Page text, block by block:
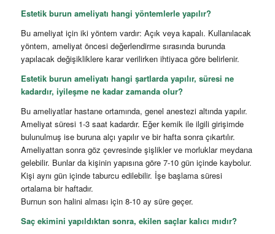
Estetik burun ameliyatı hangi yöntemlerle yapılır?
Bu ameliyat için iki yöntem vardır: Açık veya kapalı. Kullanılacak
yöntem, ameliyat öncesi değerlendirme sırasında burunda
yapılacak değişikliklere karar verilirken ihtiyaca göre belirlenir.
Estetik burun ameliyatı hangi şartlarda yapılır, süresi ne
kadardır, iyileşme ne kadar zamanda olur?
Bu ameliyatlar hastane ortamında, genel anestezi altında yapılır.
Ameliyat süresi 1-3 saat kadardır. Eğer kemik ile ilgili girişimde
bulunulmuş ise buruna alçı yapılır ve bir hafta sonra çıkartılır.
Ameliyattan sonra göz çevresinde şişlikler ve morluklar meydana
gelebilir. Bunlar da kişinin yapısına göre 7-10 gün içinde kaybolur.
Kişi aynı gün içinde taburcu edilebilir. İşe başlama süresi
ortalama bir haftadır.
Burnun son halini alması için 8-10 ay süre geçer.
Saç ekimini yapıldıktan sonra, ekilen saçlar kalıcı mıdır?